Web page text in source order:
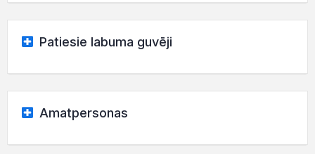
Patiesie labuma guvēji
Amatpersonas